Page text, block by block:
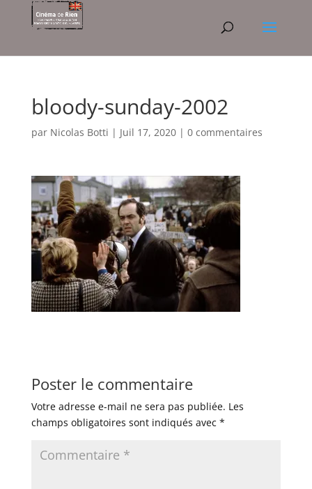
bloody-sunday-2002
par Nicolas Botti | Juil 17, 2020| 0 commentaires
Poster le commentaire
Votre adresse e-mail ne sera pas publiée. Les
champs obligatoires sont indiqués avec *